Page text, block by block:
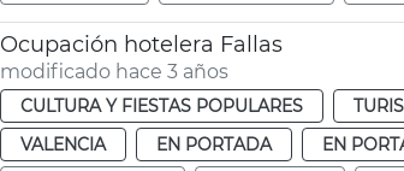
Ocupación hotelera Fallas
modificado hace 3 años
CULTURA Y FIESTAS POPULARES
VALENCIA
EN PORTADA EN